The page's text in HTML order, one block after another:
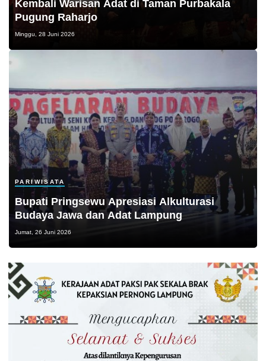
Kembali Warisan Adat di Taman Purbakala
Pugung Raharjo
Minggu, 28 Juni 2026
PARIWISATA
Bupati Pringsewu Apresiasi Alkulturasi
Budaya Jawa dan Adat Lampung
Jumat, 26 Juni 2026